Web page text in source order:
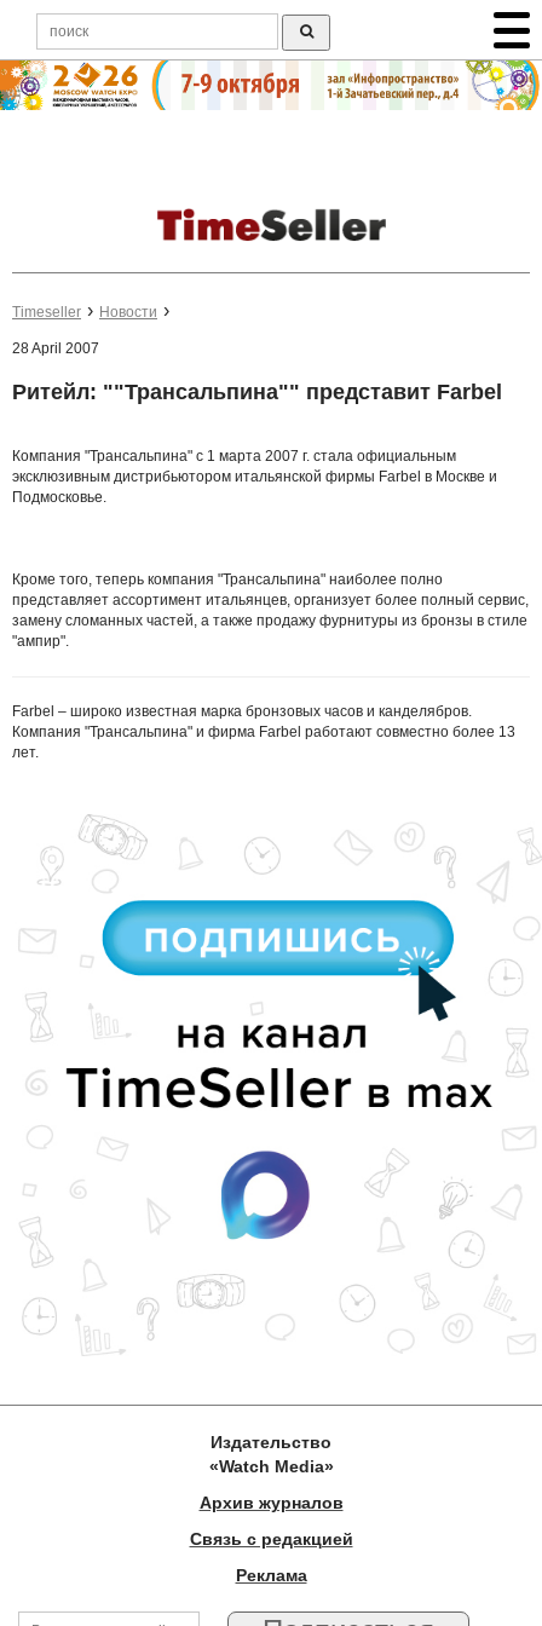
Timeseller Новости
28 April 2007
Ритейл: ""Трансальпина"" представит Farbel
Компания "Трансальпина" с 1 марта 2007 г. стала официальным
эксклюзивным дистрибьютором итальянской фирмы Farbel в Москве и
Подмосковье.
Кроме того, теперь компания "Трансальпина" наиболее полно
представляет ассортимент итальянцев, организует более полный сервис,
замену сломанных частей, а также продажу фурнитуры из бронзы в стиле
"ампир".
Farbel – широко известная марка бронзовых часов и канделябров.
Компания "Трансальпина" и фирма Farbel работают совместно более 13
лет.
Издательство
«Watch Media»
Архив журналов
Связь с редакцией
Реклама